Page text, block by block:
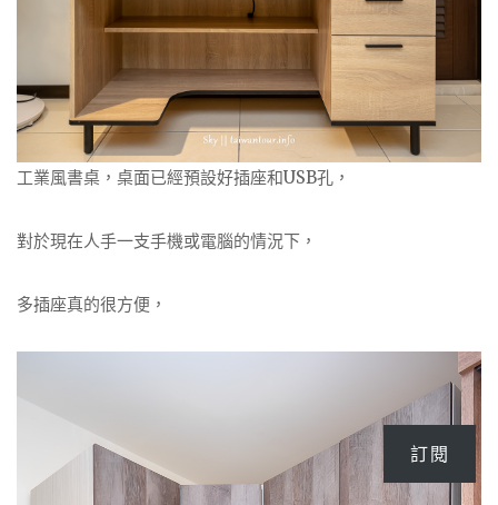
工業風書桌，桌面已經預設好插座和USB孔，
對於現在人手一支手機或電腦的情況下，
多插座真的很方便，
訂閱